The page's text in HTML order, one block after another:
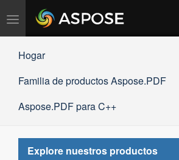
Alternar
navegación
Hogar
Familia de productos Aspose.PDF
Aspose.PDF para C++
Explore nuestros productos